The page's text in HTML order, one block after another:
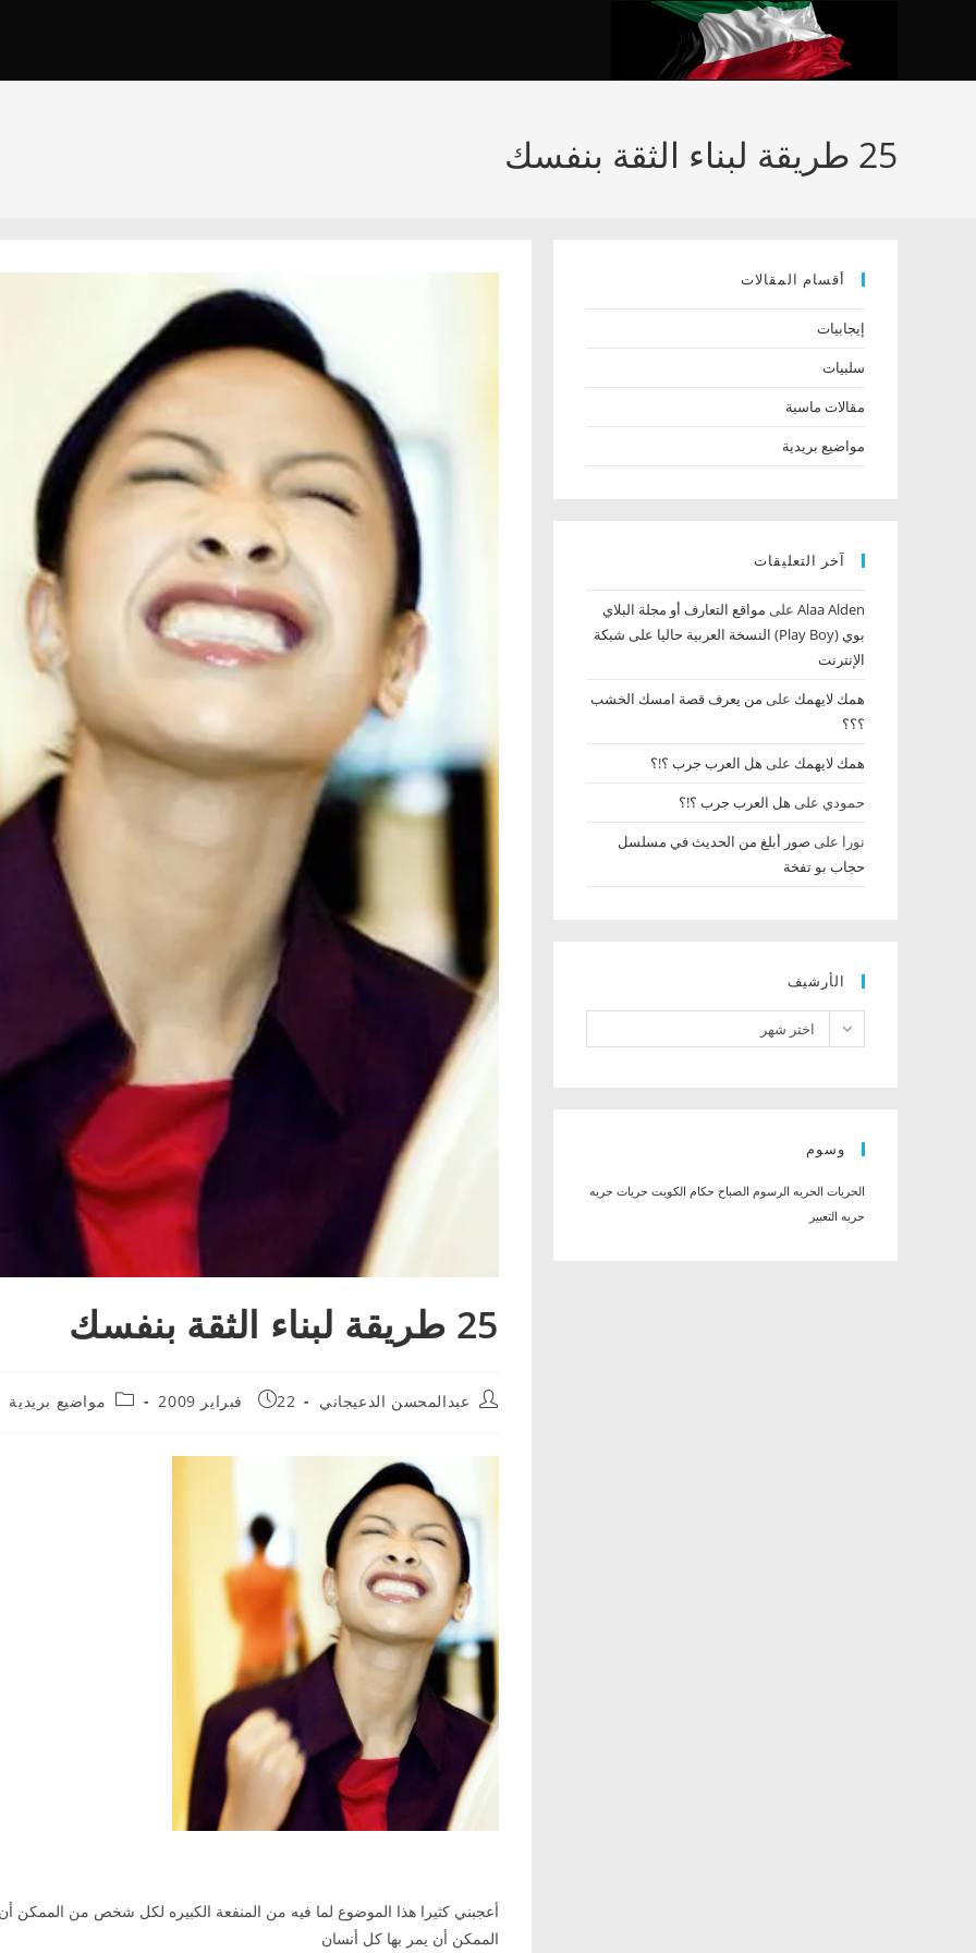
25 طريقة لبناء الثقة بنفسك
25 طريقة لبناء الثقة بنفسك
Postعبدالمحسن الدعيجاني
Post
22 فبراير 2009
Postمواضيع بريدية
أعجبني كثيرا هذا الموضوع لما فيه من المنفعة الكبيره لكل شخص من الممكن
الممكن أن يمر بها كل أنسان
أقسام المقالات
إيجابيات
سلبيات
مقالات ماسية
مواضيع بريدية
آخر التعليقات
Alaa Alden‎‏ على مواقع التعارف أو مجلة البلاي
بوي (Play Boy) النسخة العربية حاليا على شبكة
الإنترنت
همك لايهمك على من يعرف قصة امسك الخشب‏
؟؟؟
همك لايهمك على هل العرب جرب ؟!؟
حمودي على هل العرب جرب ؟!؟
نورا على صور أبلغ من الحديث في مسلسل
حجاب بو تفخة
الأرشيف
الأرشيفاختر شهر
وسوم
الحريات الحريه الرسوم الصباح حكام الكويت حريات حريه
حريه التعبير